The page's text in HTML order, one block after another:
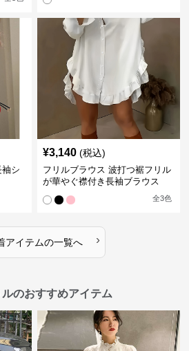
シ
¥3,140 (税込)
フリルブラウス 波打つ裾フリル
が華やぐ襟付き長袖ブラウス
全3色
アイテムの一覧へ ›
のおすすめアイテム